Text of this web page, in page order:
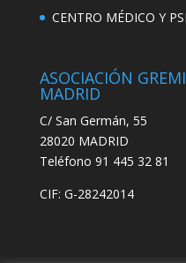
CENTRO MÉDICO Y
ASOCIACIÓN
MADRID
C/ San Germán, 55
28020 MADRID
Teléfono 91 445 32 81
CIF: G-28242014